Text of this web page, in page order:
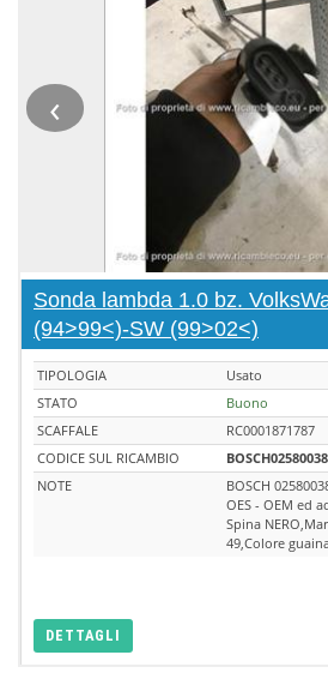
‹
Sonda lambda 1.0 bz.
(94>99<)-SW (99>02<)
TIPOLOGIA
Usato
STATO
Buono
SCAFFALE
RC0001871787
CODICE SUL RICAMBIO
NOTE
BOSCH
OES - OEM ed
Spina
49,Colore
DETTAGLI